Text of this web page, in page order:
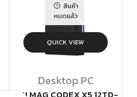
สินค้า
หมดแล้ว
QUICK VIEW
Desktop PC